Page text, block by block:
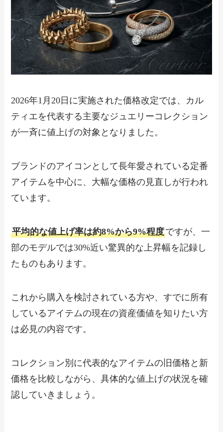
2026年1月20日に実施された価格改定では、カル
ティエを代表する主要なジュエリーコレクション
が一斉に値上げの対象となりました。
ブランドのアイコンとして長年愛されている定番
アイテムを中心に、大幅な価格の見直しが行われ
ています。
平均的な値上げ率は約8%から9%程度ですが、一
部のモデルでは30%近い驚異的な上昇幅を記録し
たものもあります。
これから購入を検討されている方や、すでに所有
しているアイテムの現在の資産価値を知りたい方
は必見の内容です。
コレクション別に代表的なアイテムの旧価格と新
価格を比較しながら、具体的な値上げの状況を確
認していきましょう。